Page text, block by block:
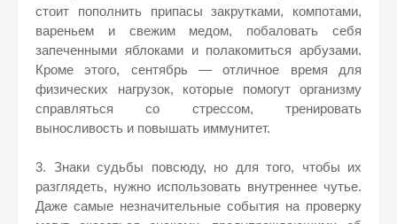
стоит пополнить припасы закрутками, компотами,
вареньем и свежим медом, побаловать себя
запеченными яблоками и полакомиться арбузами.
Кроме этого, сентябрь — отличное время для
физических нагрузок, которые помогут организму
справляться со стрессом, тренировать
выносливость и повышать иммунитет.
3. Знаки судьбы повсюду, но для того, чтобы их
разглядеть, нужно использовать внутреннее чутье.
Даже самые незначительные события на проверку